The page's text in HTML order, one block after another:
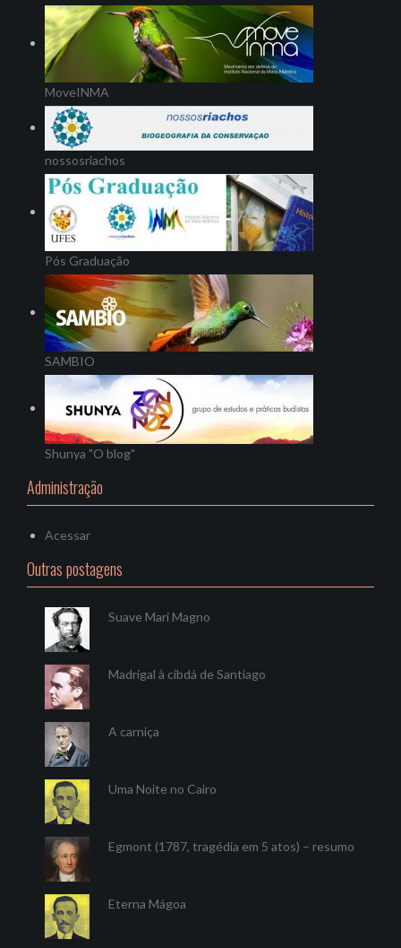
MoveINMA
nossosriachos
Pós Graduação
SAMBIO
Shunya "O blog"
Administração
Acessar
Outras postagens
Suave Mari Magno
Madrigal à cibdá de Santiago
A carniça
Uma Noite no Cairo
Egmont (1787, tragédia em 5 atos) – resumo
Eterna Mágoa